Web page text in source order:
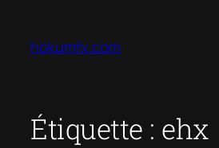
contenu
hokumfx.com
Étiquette : ehx